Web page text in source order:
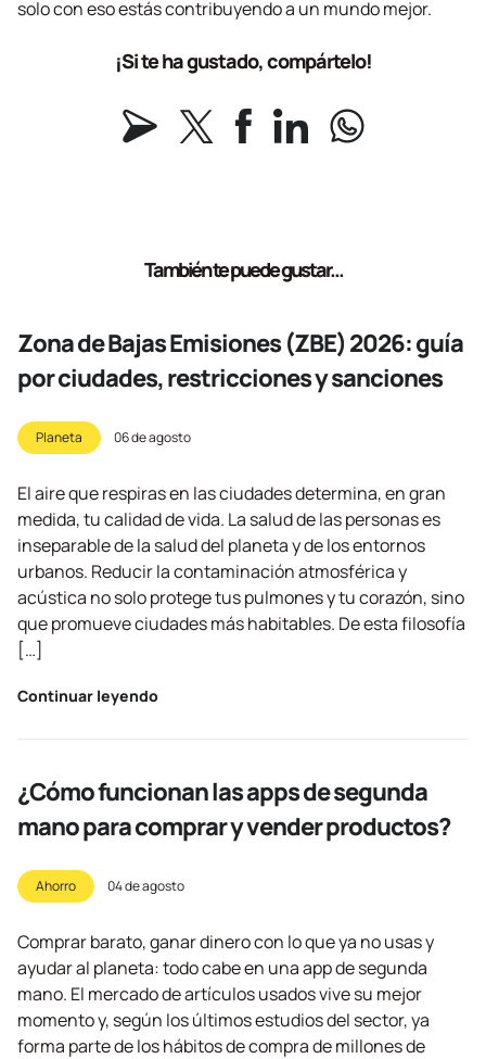
solo con eso estás contribuyendo a un mundo mejor.
¡Si te ha gustado, compártelo!
También te puede gustar...
Zona de Bajas Emisiones (ZBE) 2026: guía
por ciudades, restricciones y sanciones
Planeta 06 de agosto
El aire que respiras en las ciudades determina, en gran
medida, tu calidad de vida. La salud de las personas es
inseparable de la salud del planeta y de los entornos
urbanos. Reducir la contaminación atmosférica y
acústica no solo protege tus pulmones y tu corazón, sino
que promueve ciudades más habitables. De esta filosofía
[…]
Continuar leyendo
¿Cómo funcionan las apps de segunda
mano para comprar y vender productos?
Ahorro 04 de agosto
Comprar barato, ganar dinero con lo que ya no usas y
ayudar al planeta: todo cabe en una app de segunda
mano. El mercado de artículos usados vive su mejor
momento y, según los últimos estudios del sector, ya
forma parte de los hábitos de compra de millones de